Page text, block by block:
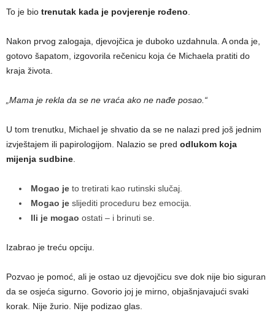
To je bio trenutak kada je povjerenje rođeno.
Nakon prvog zalogaja, djevojčica je duboko uzdahnula. A onda je,
gotovo šapatom, izgovorila rečenicu koja će Michaela pratiti do
kraja života.
„Mama je rekla da se ne vraća ako ne nađe posao.“
U tom trenutku, Michael je shvatio da se ne nalazi pred još jednim
izvještajem ili papirologijom. Nalazio se pred odlukom koja
mijenja sudbine.
Mogao je to tretirati kao rutinski slučaj.
Mogao je slijediti proceduru bez emocija.
Ili je mogao ostati – i brinuti se.
Izabrao je treću opciju.
Pozvao je pomoć, ali je ostao uz djevojčicu sve dok nije bio siguran
da se osjeća sigurno. Govorio joj je mirno, objašnjavajući svaki
korak. Nije žurio. Nije podizao glas.